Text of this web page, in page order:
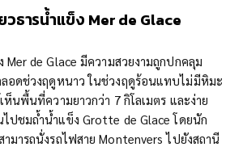
วธารน้ำแข็ง Mer de Glace
Mer de Glace มีความสวยงามถูกปกคลุม
อดช่วงฤดูหนาว ในช่วงฤดูร้อนแทบไม่มีหิมะ
ห็นพื้นที่ความยาวกว่า 7 กิโลเมตร และง่าย
ไปชมถ้ำน้ำแข็ง Grotte de Glace โดยนัก
ามารถนั่งรถไฟสาย Montenvers ไปยังสถานี